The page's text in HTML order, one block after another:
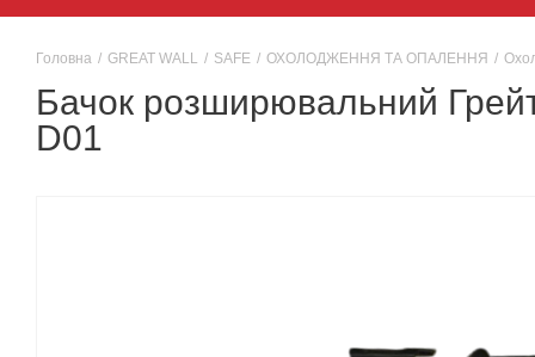
Головна / GREAT WALL / SAFE / ОХОЛОДЖЕННЯ ТА ОПАЛЕННЯ /
Бачок розширювальний
D01